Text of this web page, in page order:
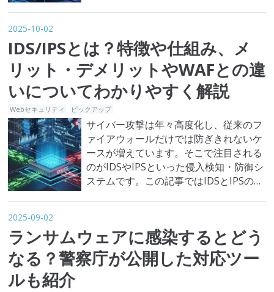
方や代表例も紹介しますので、ぜひ参考
にしてください。 フレームワークとライ
ブラリの大まかな違い まずは、フレー…
2025-10-02
IDS/IPSとは？特徴や仕組み、メ
リット・デメリットやWAFとの違
いについてわかりやすく解説
Webセキュリティ ピックアップ
サイバー攻撃は年々高度化し、従来のフ
ァイアウォールだけでは防ぎきれないケ
ースが増えています。そこで注目される
のがIDSやIPSといった侵入検知・防御シ
ステムです。この記事ではIDSとIPSの仕
バー攻撃を検知したり防御したりするた
めに利用される代表的なセキュリティシ
ステムです。…
2025-09-02
ランサムウェアに感染するとどう
なる？警察庁が公開した対応ツー
ルも紹介